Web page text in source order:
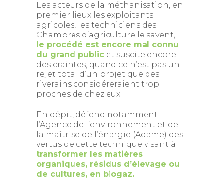
Les acteurs de la méthanisation, en
premier lieux les exploitants
agricoles, les techniciens des
Chambres d’agriculture le savent,
le procédé est encore mal connu
du grand public et suscite encore
des craintes, quand ce n’est pas un
rejet total d’un projet que des
riverains considéreraient trop
proches de chez eux.
En dépit, défend notamment
l’Agence de l’environnement et de
la maîtrise de l’énergie (Ademe) des
vertus de cette technique visant à
transformer les matières
organiques, résidus d’élevage ou
de cultures, en biogaz.